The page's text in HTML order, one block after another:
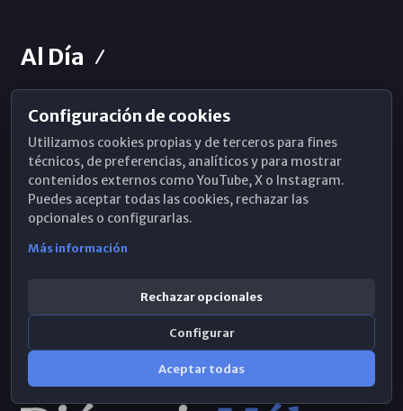
Al Día
Horarios de Misa
Hemeroteca
WhatsApp
Configuración de cookies
Utilizamos cookies propias y de terceros para fines
técnicos, de preferencias, analíticos y para mostrar
contenidos externos como YouTube, X o Instagram.
Puedes aceptar todas las cookies, rechazar las
opcionales o configurarlas.
Más información
Rechazar opcionales
Configurar
Aceptar todas